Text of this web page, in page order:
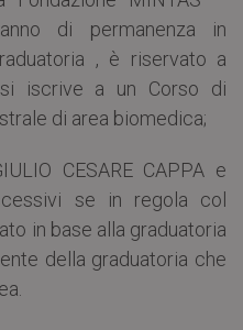
di permanenza in
, è riservato a
si iscrive a un Corso di
di area biomedica;
CESARE CAPPA e
se in regola col
in base alla graduatoria
della graduatoria che